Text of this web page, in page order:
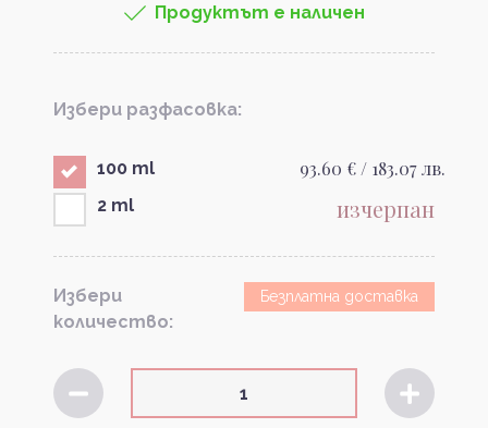
Продуктът е наличен
Избери разфасовка:
100 ml 93.60 € / 183.07 лв.
2 ml изчерпан
Избери
количество:
Безплатна доставка